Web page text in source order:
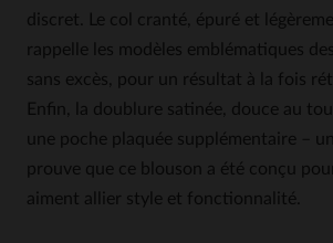
discret. Le col cranté, épuré et
rappelle les modèles emblématiques
sans excès, pour un résultat à la fois
Enfin, la doublure satinée, douce au
une poche plaquée supplémentaire –
prouve que ce blouson a été conçu
aiment allier style et fonctionnalité.